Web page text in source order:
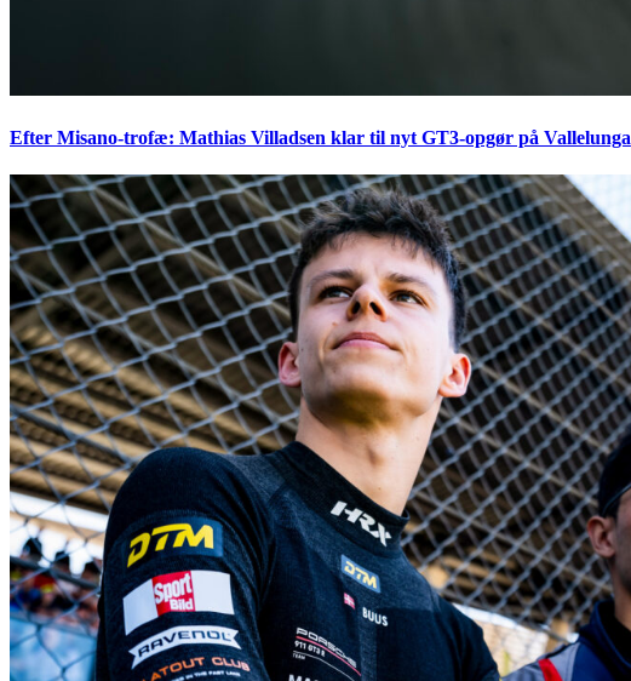
Efter Misano-trofæ: Mathias Villadsen klar til nyt GT3-opgør på Vallelunga